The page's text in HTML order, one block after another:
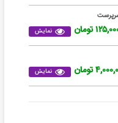
نمایش تومان
نمایش تومان